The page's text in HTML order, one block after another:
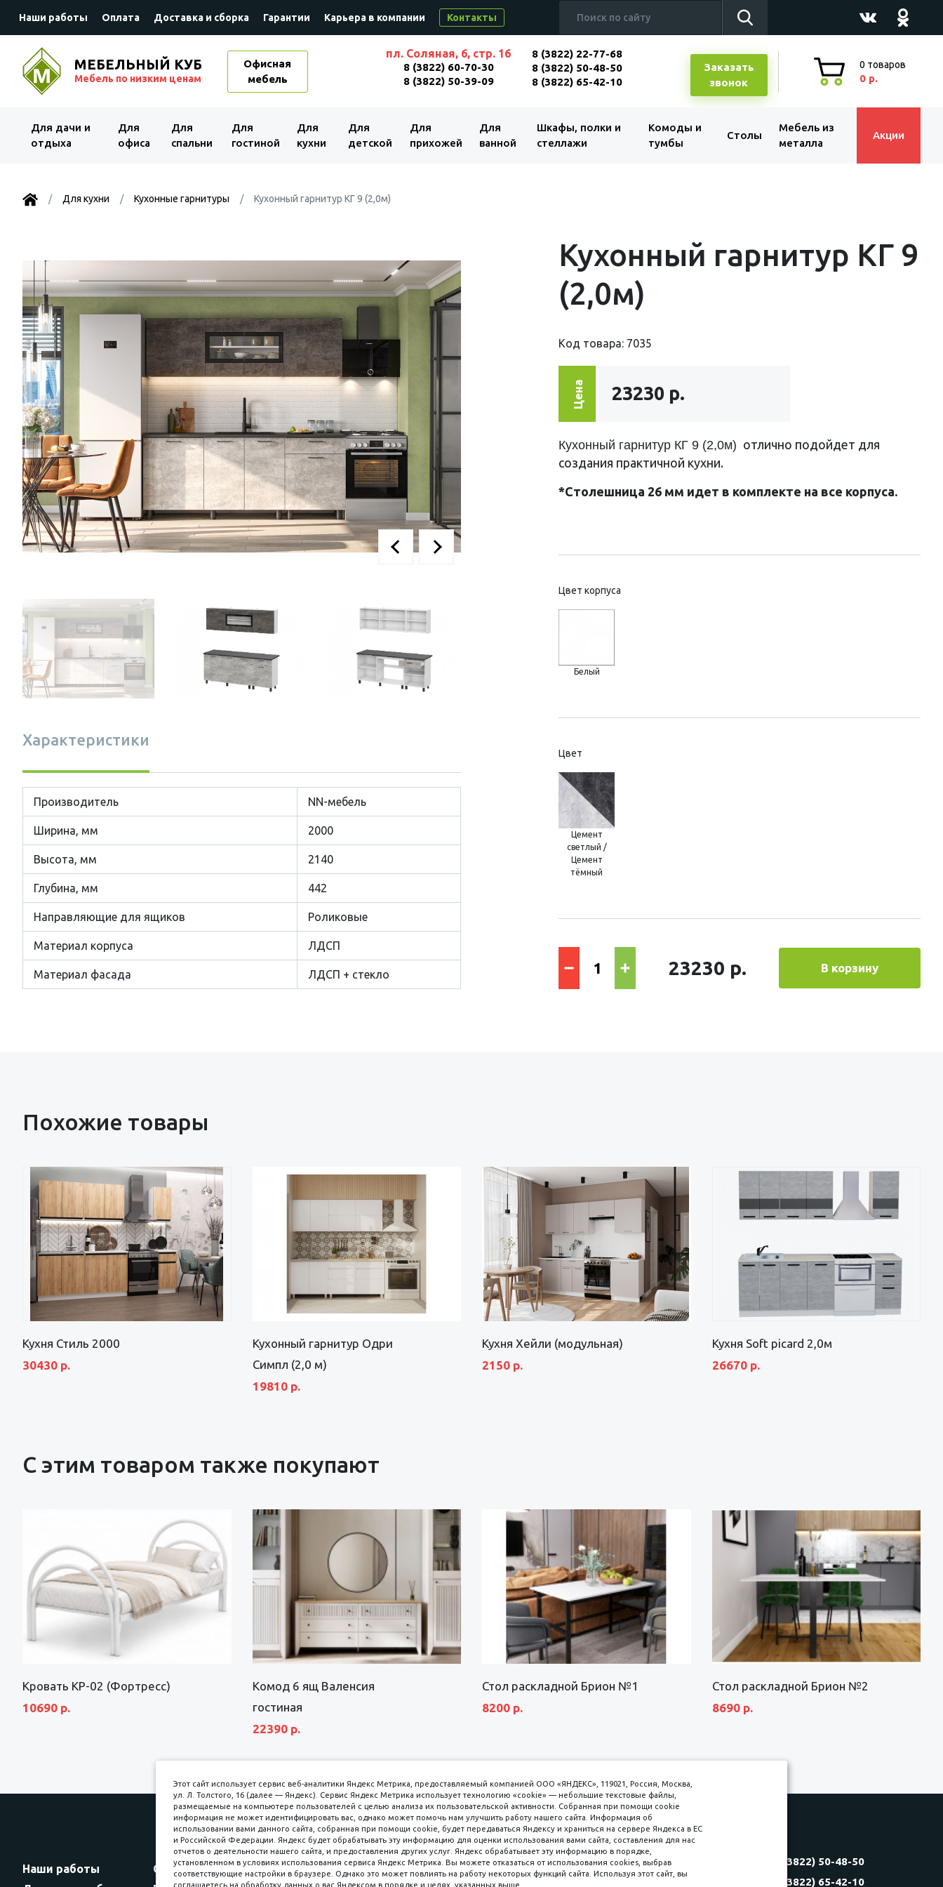
Наши работы Оплата Доставка и сборка Гарантии Карьера в компании Контакты
МЕБЕЛЬНЫЙ КУБ
Мебель по низким ценам
Офисная
мебель
пл. Соляная, 6, стр. 16
8 (3822) 60-70-30
8 (3822) 50-39-09
8 (3822) 22-77-68
8 (3822) 50-48-50
8 (3822) 65-42-10
Заказать
звонок
0 товаров
0 р.
Для дачи и
отдыха
Для
офиса
Для
спальни
Для
гостиной
Для
кухни
Для
детской
Для
прихожей
Для
ванной
Шкафы, полки и
стеллажи
Комоды и
тумбы
Столы
Мебель из
металла
Акции
Для кухни Кухонные гарнитуры Кухонный гарнитур КГ 9 (2,0м)
Характеристики
Производитель NN-мебель
Ширина, мм 2000
Высота, мм 2140
Глубина, мм 442
Направляющие для ящиков Роликовые
Материал корпуса ЛДСП
Материал фасада ЛДСП + стекло
Кухонный гарнитур КГ 9
(2,0м)
Код товара: 7035
Цена 23230 р.
Кухонный гарнитур КГ 9 (2,0м) отлично подойдет для
создания практичной кухни.
*Столешница 26 мм идет в комплекте на все корпуса.
Цвет корпуса
Белый
Цвет
Цемент
светлый /
Цемент
тёмный
23230 р. В корзину
Похожие товары
Кухня Стиль 2000
30430 р.
Кухонный гарнитур Одри
Симпл (2,0 м)
19810 р.
Кухня Хейли (модульная)
2150 р.
Кухня Soft picard 2,0м
26670 р.
С этим товаром также покупают
Кровать КР-02 (Фортресс)
10690 р.
Комод 6 ящ Валенсия
гостиная
22390 р.
Стол раскладной Брион №1
8200 р.
Стол раскладной Брион №2
8690 р.
Наши работы
Оплата
Принимаем к оплате пл. Соляная, 6, стр. 16
8 (3822) 60-70-30
8 (3822) 50-48-50
8 (3822) 65-42-10
Этот сайт использует сервис веб-аналитики Яндекс Метрика, предоставляемый компанией ООО «ЯНДЕКС», 119021, Россия, Москва,
ул. Л. Толстого, 16 (далее — Яндекс). Сервис Яндекс Метрика использует технологию «cookie» — небольшие текстовые файлы,
размещаемые на компьютере пользователей с целью анализа их пользовательской активности. Собранная при помощи cookie
информация не может идентифицировать вас, однако может помочь нам улучшить работу нашего сайта. Информация об
использовании вами данного сайта, собранная при помощи cookie, будет передаваться Яндексу и храниться на сервере Яндекса в ЕС
и Российской Федерации. Яндекс будет обрабатывать эту информацию для оценки использования вами сайта, составления для нас
отчетов о деятельности нашего сайта, и предоставления других услуг. Яндекс обрабатывает эту информацию в порядке,
установленном в условиях использования сервиса Яндекс Метрика. Вы можете отказаться от использования cookies, выбрав
соответствующие настройки в браузере. Однако это может повлиять на работу некоторых функций сайта. Используя этот сайт, вы
соглашаетесь на обработку данных о вас Яндексом в порядке и целях, указанных выше.